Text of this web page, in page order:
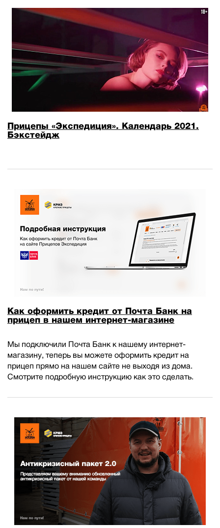
Прицепы «Экспедиция». Календарь 2021.
Бэкстейдж
Как оформить кредит от Почта Банк на
прицеп в нашем интернет-магазине
Мы подключили Почта Банк к нашему интернет-
магазину, теперь вы можете оформить кредит на
прицеп прямо на нашем сайте не выходя из дома.
Смотрите подробную инструкцию как это сделать.